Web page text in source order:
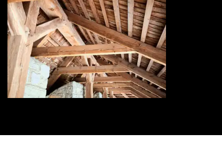
Traitement de charpente 73
Savoie